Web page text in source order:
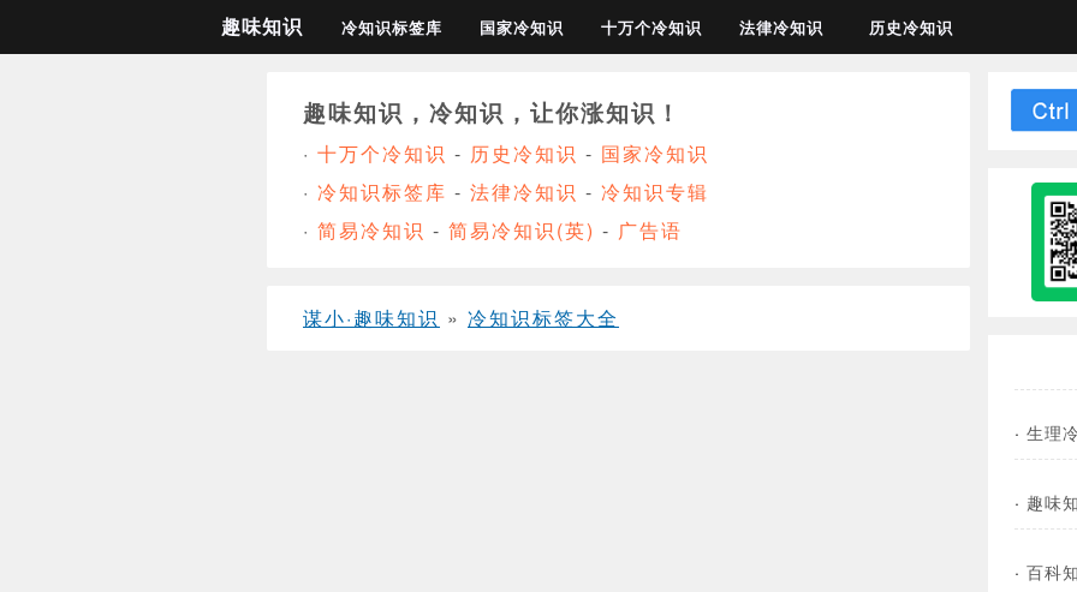
趣味知识 冷知识标签库 国家冷知识 十万个冷知识 法律冷知识 历史冷知识
趣味知识，冷知识，让你涨知识！
· 十万个冷知识 - 历史冷知识 - 国家冷知识
· 冷知识标签库 - 法律冷知识 - 冷知识专辑
· 简易冷知识 - 简易冷知识(英) - 广告语
谋小·趣味知识 » 冷知识标签大全
· 生理
· 趣味
· 百科